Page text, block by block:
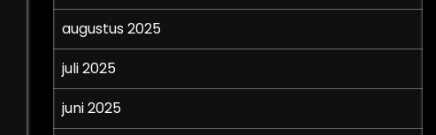
augustus 2025
juli 2025
juni 2025